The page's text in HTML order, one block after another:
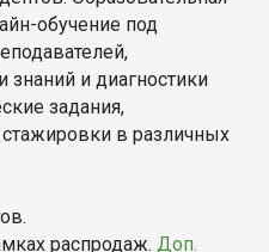
обучение под
знаний и диагностики
задания,
в различных
распродаж. Доп.